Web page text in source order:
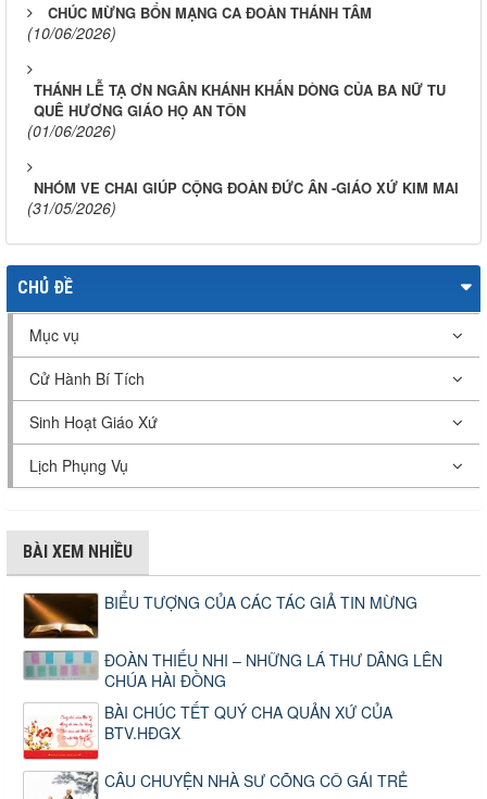
CHÚC MỪNG BỔN MẠNG CA ĐOÀN THÁNH TÂM
(10/06/2026)
THÁNH LỄ TẠ ƠN NGÂN KHÁNH KHẤN DÒNG CỦA BA NỮ TU
QUÊ HƯƠNG GIÁO HỌ AN TÔN
(01/06/2026)
NHÓM VE CHAI GIÚP CỘNG ĐOÀN ĐỨC ÂN -GIÁO XỨ KIM MAI
(31/05/2026)
CHỦ ĐỀ
Mục vụ
Cử Hành Bí Tích
Sinh Hoạt Giáo Xứ
Lịch Phụng Vụ
BÀI XEM NHIỀU
BIỂU TƯỢNG CỦA CÁC TÁC GIẢ TIN MỪNG
ĐOÀN THIẾU NHI – NHỮNG LÁ THƯ DÂNG LÊN
CHÚA HÀI ĐỒNG
BÀI CHÚC TẾT QUÝ CHA QUẢN XỨ CỦA
BTV.HĐGX
CÂU CHUYỆN NHÀ SƯ CÕNG CÔ GÁI TRẺ